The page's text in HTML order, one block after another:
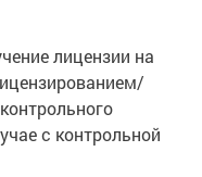
лицензии на
с контрольной